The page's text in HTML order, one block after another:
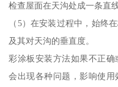
检查屋面在天沟处成一条直
（5）在安装过程中，始终
及其对天沟的垂直度。
彩涂板安装方法如果不正
会出现各种问题，影响使